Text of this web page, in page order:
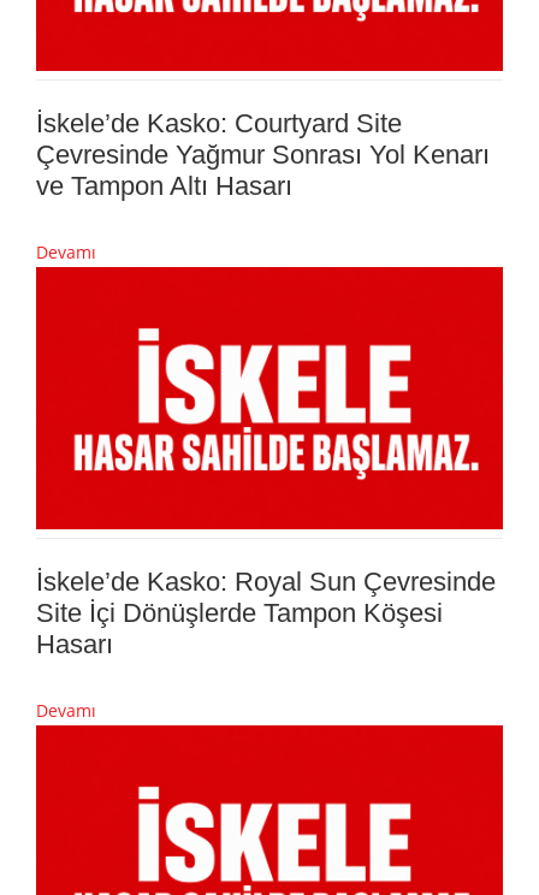
İskele’de Kasko: Courtyard Site
Çevresinde Yağmur Sonrası Yol Kenarı
ve Tampon Altı Hasarı
Devamı
İskele’de Kasko: Royal Sun Çevresinde
Site İçi Dönüşlerde Tampon Köşesi
Hasarı
Devamı